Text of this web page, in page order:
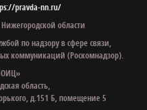
pravda-nn.ru/
области
по надзору в сфере связи,
коммуникаций (Роскомнадзор).
область,
д.151 Б, помещение 5